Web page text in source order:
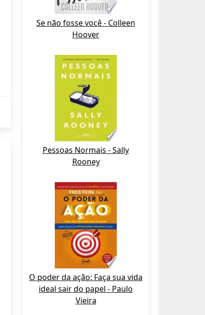
Se não fosse você - Colleen
Hoover
Pessoas Normais - Sally
Rooney
O poder da ação: Faça sua vida
ideal sair do papel - Paulo
Vieira